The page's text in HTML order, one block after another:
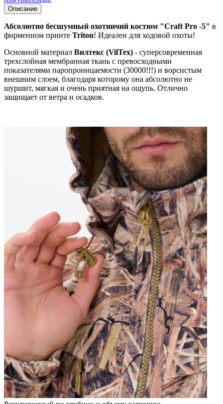
Описание
Абсолютно бесшумный охотничий костюм "Craft Pro -5" в
фирменном принте Triton! Идеален для ходовой охоты!
Основной материал Вилтекс (VilTex) - суперсовременная
трехслойная мембранная ткань с превосходными
показателями паропроницаемости (30000!!!) и ворсистым
внешним слоем, благодаря которому она абсолютно не
шуршит, мягкая и очень приятная на ощупь. Отлично
защищает от ветра и осадков.